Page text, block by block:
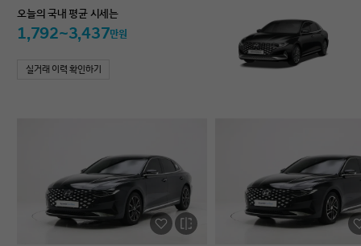
오늘의 국내 평균 시세는
1,792~3,437만원
실거래 이력 확인하기